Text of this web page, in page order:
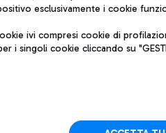
QUALITÀ
esclusivamente i cookie
ivi compresi cookie di
singoli cookie cliccando su